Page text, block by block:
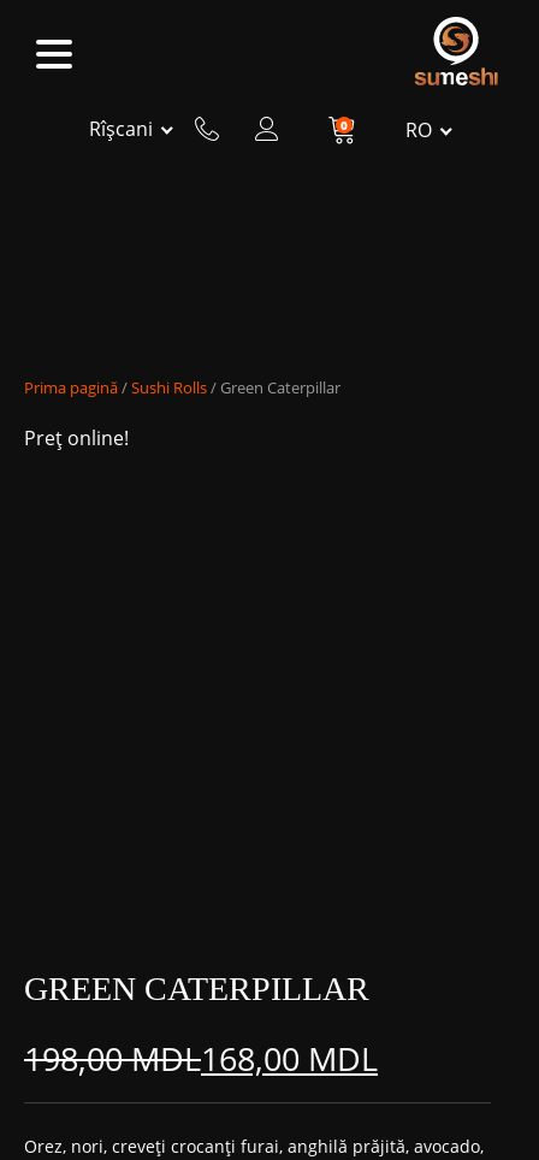
Rîșcani 0 RO
Prima pagină/Sushi Rolls/ Green Caterpillar
Preț online!
GREEN CATERPILLAR
198,00MDL
Prețul
inițial
168,00 MDL
Prețul
curent
Orez, nori, creveți crocanți furai, anghilă prăjită, avocado,